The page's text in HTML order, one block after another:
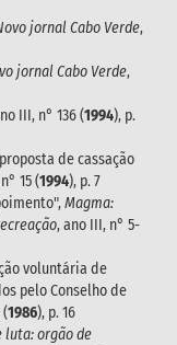
jornal Cabo Verde,
jornal Cabo Verde,
III, n° 136 (1994), p.
de cassação
15 (1994), p. 7
Magma:
, ano III, n° 5-
voluntária de
pelo Conselho de
(1986), p. 16
luta: orgão de